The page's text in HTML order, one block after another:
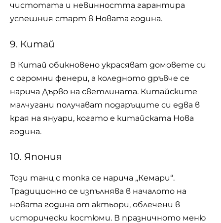
чистотата и невинността гарантира
успешния старт в Новата година.
9. Китай
В Китай обикновено украсяват домовете си
с огромни фенери, а коледното дръвче се
нарича Дърво на светлината. Китайските
малчугани получават подаръците си едва в
края на януари, когато е китайската Нова
година.
10. Япония
Този танц с топка се нарича „Кемари“.
Традиционно се изпълнява в началото на
новата година от актьори, облечени в
исторически костюми. В празничното меню